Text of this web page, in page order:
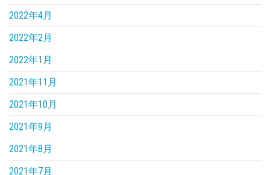
2022年4月
2022年2月
2022年1月
2021年11月
2021年10月
2021年9月
2021年8月
2021年7月